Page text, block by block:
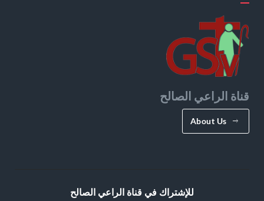
قناة الراعي الصالح
About Us
للإشتراك في قناة الراعي الصالح